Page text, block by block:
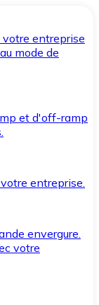
entreprise
mode de
et d'off-ramp
entreprise.
envergure.
votre